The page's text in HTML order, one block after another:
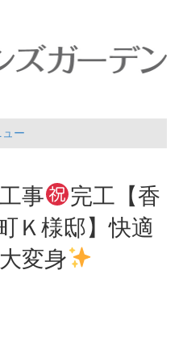
ュー
事
完工【香
Ｋ様邸】快適
変身